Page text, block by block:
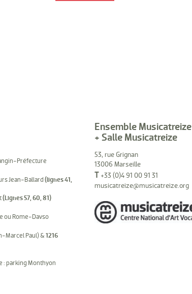
Préfecture
Jean-Ballard (lignes 41,
(Lignes 57, 60, 81)
ou Rome-Davso
Marcel Paul) & 1216
: parking Monthyon
Ensemble Musicatreize
+ Salle Musicatreize
53, rue Grignan
13006 Marseille
T +33 (0)4 91 00 91 31
musicatreize@musicatreize.org